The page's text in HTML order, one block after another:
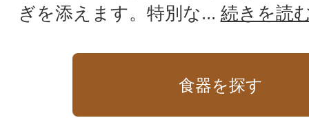
ぎを添えます。特別な... 続きを読
食器を探す